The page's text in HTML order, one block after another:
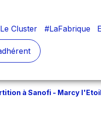
Le Cluster #LaFabrique
à Sanofi - Marcy